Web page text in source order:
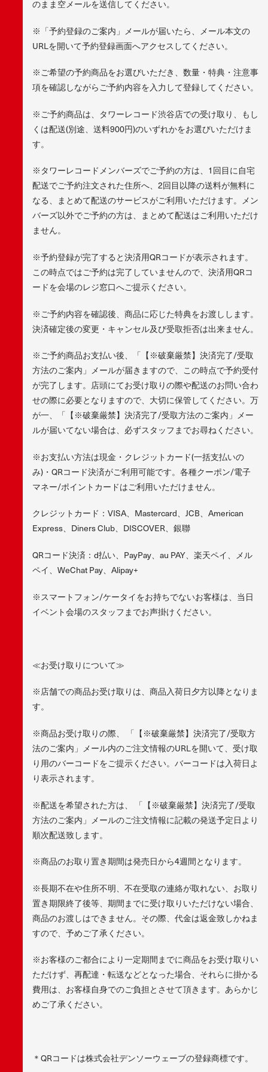
のまま空メールを送信してください。
※「予約登録のご案内」メールが届いたら、メール本文の
URLを開いて予約登録画面へアクセスしてください。
※ご希望の予約商品をお選びいただき、数量・特典・注意事
項を確認しながらご予約内容を入力して登録してください。
※ご予約商品は、タワーレコード渋谷店での受け取り、もし
くは配送(別途、送料900円)のいずれかをお選びいただけま
す。
※タワーレコードメンバーズでご予約の方は、1回目に自宅
配送でご予約注文された住所へ、2回目以降の送料が無料に
なる、まとめて配送のサービスがご利用いただけます。メン
バーズ以外でご予約の方は、まとめて配送はご利用いただけ
ません。
※予約登録が完了すると決済用QRコードが表示されます。
この時点ではご予約は完了していませんので、決済用QRコ
ードを会場のレジ窓口へご提示ください。
※ご予約内容を確認後、商品に応じた特典をお渡しします。
決済確定後の変更・キャンセル及び受取拒否は出来ません。
※ご予約商品お支払い後、「【※破棄厳禁】決済完了/受取
方法のご案内」メールが届きますので、この時点で予約受付
が完了します。店頭にてお受け取りの際や配送のお問い合わ
せの際に必要となりますので、大切に保管してください。万
が一、「【※破棄厳禁】決済完了/受取方法のご案内」メー
ルが届いてない場合は、必ずスタッフまでお尋ねください。
※お支払い方法は現金・クレジットカード(一括支払いの
み)・QRコード決済がご利用可能です。各種クーポン/電子
マネー/ポイントカードはご利用いただけません。
クレジットカード：VISA、Mastercard、JCB、American
Express、Diners Club、DISCOVER、銀聯
QRコード決済：d払い、PayPay、au PAY、楽天ペイ、メル
ペイ、WeChat Pay、Alipay+
※スマートフォン/ケータイをお持ちでないお客様は、当日
イベント会場のスタッフまでお声掛けください。
≪お受け取りについて≫
※店舗での商品お受け取りは、商品入荷日夕方以降となりま
す。
※商品お受け取りの際、 「【※破棄厳禁】決済完了/受取方
法のご案内」メール内のご注文情報のURLを開いて、受け取
り用のバーコードをご提示ください。バーコードは入荷日よ
り表示されます。
※配送を希望された方は、 「【※破棄厳禁】決済完了/受取
方法のご案内」メールのご注文情報に記載の発送予定日より
順次配送致します。
※商品のお取り置き期間は発売日から4週間となります。
※長期不在や住所不明、不在受取の連絡が取れない、お取り
置き期限終了後等、期間までに受け取りいただけない場合、
商品のお渡しはできません。その際、代金は返金致しかねま
すので、予めご了承ください。
※お客様のご都合により一定期間までに商品をお受け取りい
ただけず、再配達・転送などとなった場合、それらに掛かる
費用は、お客様自身でのご負担とさせて頂きます。あらかじ
めご了承ください。
＊QRコードは株式会社デンソーウェーブの登録商標です。